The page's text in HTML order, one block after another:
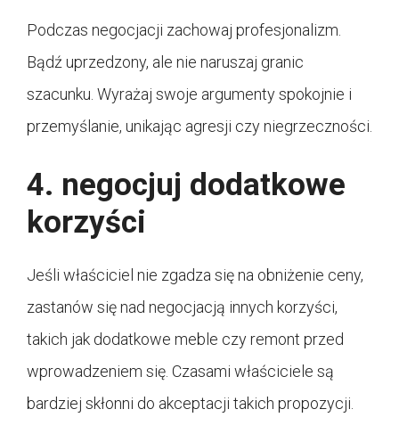
Podczas negocjacji zachowaj profesjonalizm.
Bądź uprzedzony, ale nie naruszaj granic
szacunku. Wyrażaj swoje argumenty spokojnie i
przemyślanie, unikając agresji czy niegrzeczności.
4. negocjuj dodatkowe
korzyści
Jeśli właściciel nie zgadza się na obniżenie ceny,
zastanów się nad negocjacją innych korzyści,
takich jak dodatkowe meble czy remont przed
wprowadzeniem się. Czasami właściciele są
bardziej skłonni do akceptacji takich propozycji.